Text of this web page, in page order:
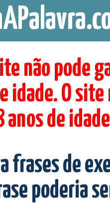
não pode
idade. O
anos de
frases de
poderia